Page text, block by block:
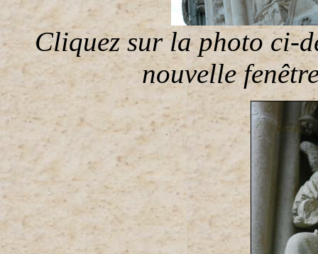
Cliquez sur la photo ci-
nouvelle